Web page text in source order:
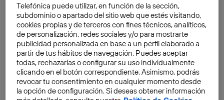
grado o máster. Las dos modalidades están pensadas
para ofrecer un primer contacto con el ámbito laboral
a través de colaborar en proyectos estratégicos.
La primera convocatoria está abierta apersonas
jóvenes tituladasen Ingenierías de Telecomunicación,
Informática e Industriales, Matemáticcas, Económicas
y Ciencias Jurídicas, entre otras. Estas becas,
Telefónica puede utilizar, en función de la sección,
subdominio o apartado del sitio web que estés visitando,
cookies propias y de terceros con fines técnicos, analíticos,
de personalización, redes sociales y/o para mostrarte
publicidad personalizada en base a un perfil elaborado a
partir de tus hábitos de navegación. Puedes aceptar
todas, rechazarlas o configurar su uso individualmente
clicando en el botón correspondiente. Asimismo, podrás
revocar tu consentimiento en cualquier momento desde
la opción de configuración. Si deseas obtener información